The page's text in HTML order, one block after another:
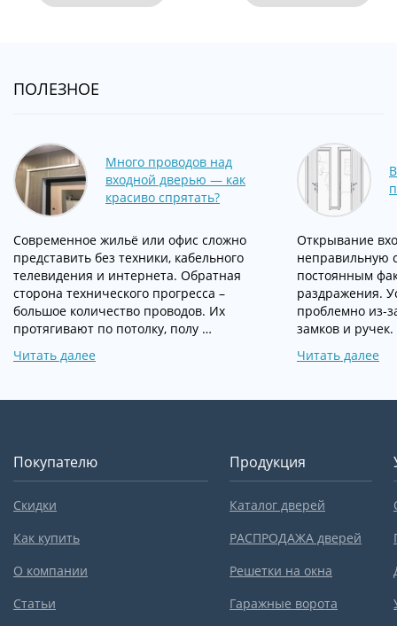
ПОЛЕЗНОЕ
Много проводов над
входной дверью — как
красиво спрятать?
Современное жильё или офис сложно
представить без техники, кабельного
телевидения и интернета. Обратная
сторона технического прогресса –
большое количество проводов. Их
протягивают по потолку, полу …
Читать далее
Открывание
неправильную
постоянным
раздражения.
проблемно из-
замков и
Читать далее
Покупателю
Скидки
Как купить
О компании
Статьи
Продукция
Каталог дверей
РАСПРОДАЖА дверей
Решетки на окна
Гаражные ворота